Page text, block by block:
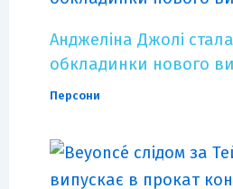
Анджеліна Джолі
обкладинки нового
Персони